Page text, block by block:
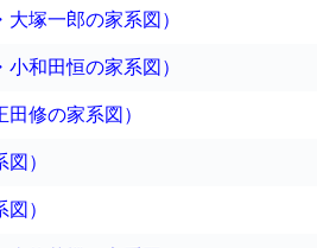
塚一郎の家系図）
和田恒の家系図）
修の家系図）
）
）